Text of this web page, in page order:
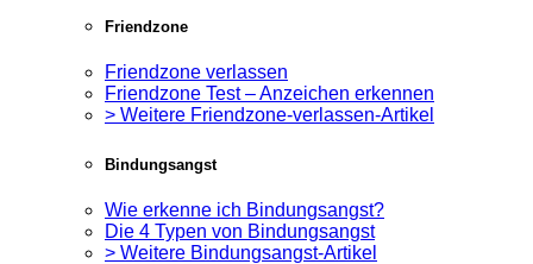
Friendzone
Friendzone verlassen
Friendzone Test – Anzeichen erkennen
> Weitere Friendzone-verlassen-Artikel
Bindungsangst
Wie erkenne ich Bindungsangst?
Die 4 Typen von Bindungsangst
> Weitere Bindungsangst-Artikel